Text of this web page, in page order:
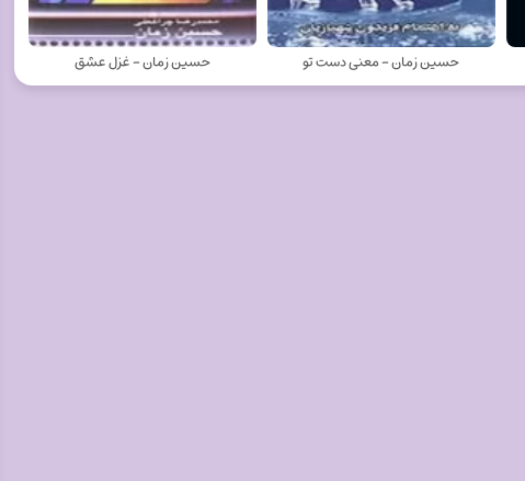
حسین زمان - معنی دست تو حسین زمان - غزل عشق